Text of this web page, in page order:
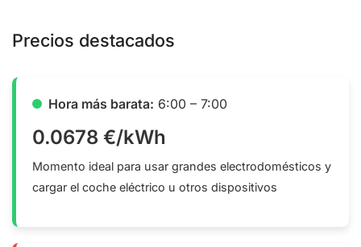
Precios destacados
Hora más barata: 6:00 – 7:00
0.0678 €/kWh
Momento ideal para usar grandes electrodomésticos y
cargar el coche eléctrico u otros dispositivos